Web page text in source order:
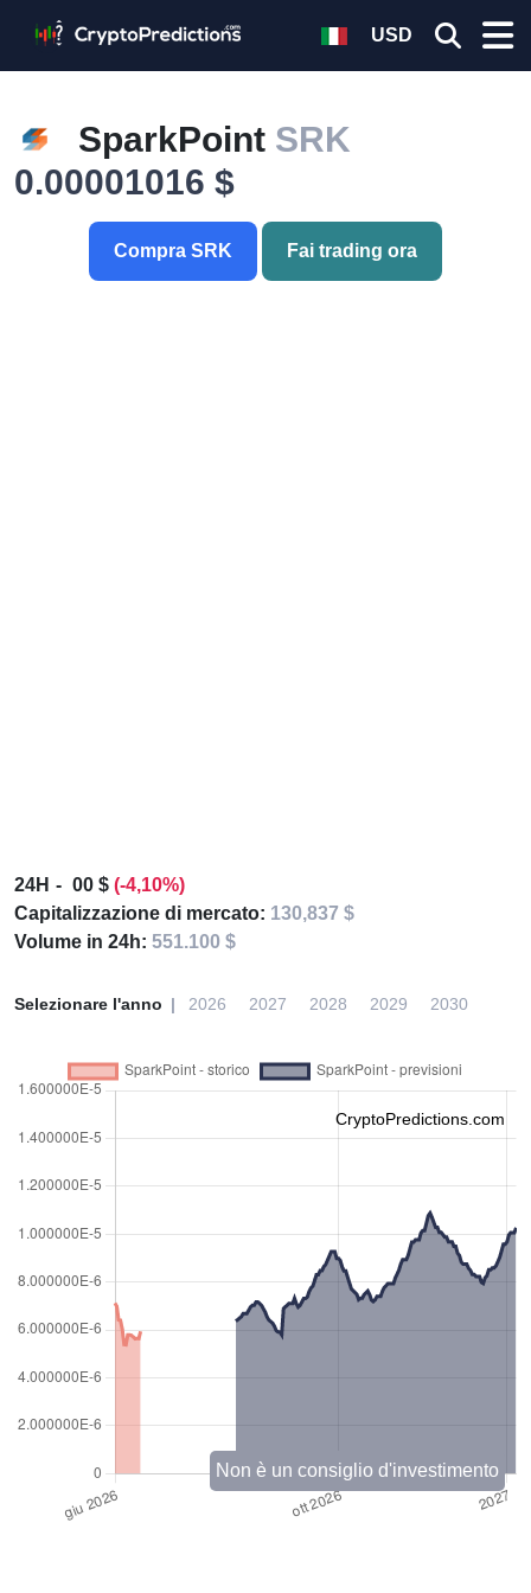
USD
SparkPoint SRK
0.00001016 $
Compra SRK Fai trading ora
24H 00 $ (-4,10%)
Capitalizzazione di mercato: 130,837 $
Volume in 24h: 551.100 $
Selezionare l'anno 2026 2027 2028 2029 2030
CryptoPredictions.com
Non è un consiglio d'investimento